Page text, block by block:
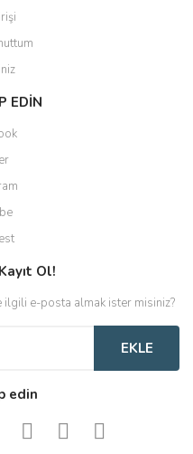
EDİN
Ol!
ilgili e-posta almak ister misiniz?
EKLE
edin